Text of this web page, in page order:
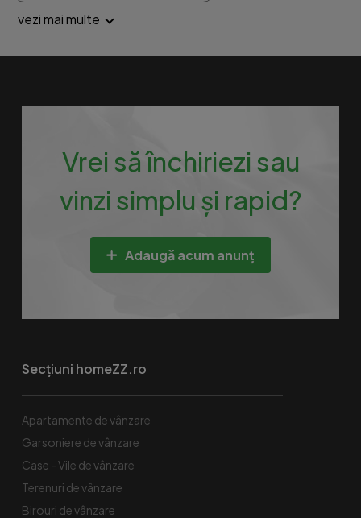
vezi mai multe
Vrei să închiriezi sau
vinzi simplu și rapid?
Adaugă acum anunț
Secțiuni homeZZ.ro
Apartamente de vânzare
Garsoniere de vânzare
Case - Vile de vânzare
Terenuri de vânzare
Birouri de vânzare